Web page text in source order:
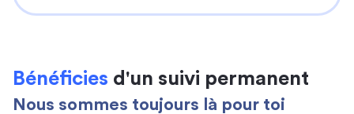
Bénéficies d'un suivi permanent
Nous sommes toujours là pour toi